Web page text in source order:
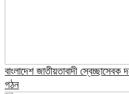
বাংলাদেশ জাতীয়তাবাদী
গঠন